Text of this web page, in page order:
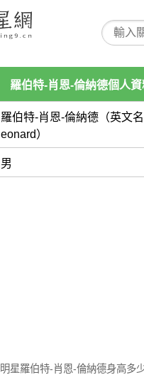
羅伯特-肖恩-倫納德個人資
羅伯特-肖恩-倫納德（英文
eonard）
男
明星羅伯特-肖恩-倫納德身高多少